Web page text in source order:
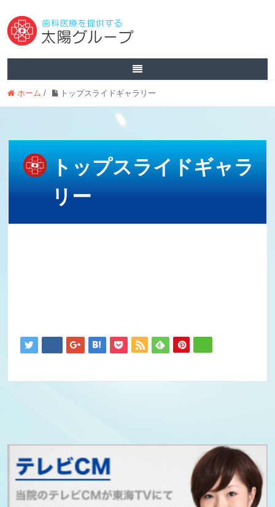
ホーム / トップスライドギャラリー
トップスライドギャラ
リー